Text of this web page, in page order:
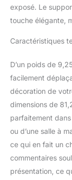
exposé. Le
touche élégante,
Caractéristiques
D’un poids de
facilement
décoration de
dimensions de
parfaitement dans
ou d’une salle à
ce qui en fait un
commentaires
présentation, ce